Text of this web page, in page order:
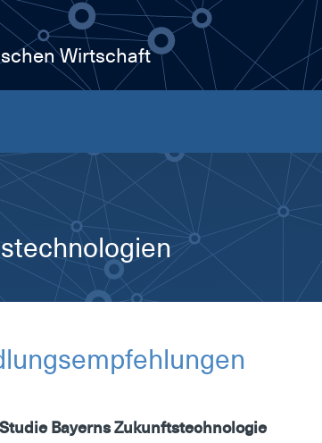
Wirtschaft
Bay­erns Zu­kunfts­tech­no­lo­gie